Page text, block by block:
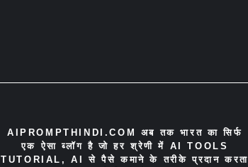
AIPROMPTHINDI.COM अब तक भारत का सिर्फ
एक ऐसा ब्लॉग है जो हर श्रेणी में AI TOOLS
TUTORIAL, AI से पैसे कमाने के तरीके प्रदान करता